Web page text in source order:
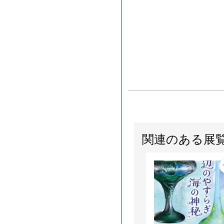
関連のある展